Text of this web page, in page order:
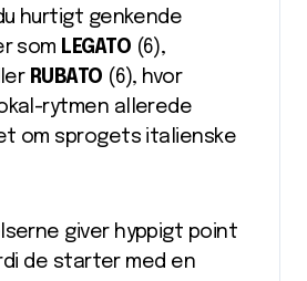
hurtigt genkende
som LEGATO (6),
RUBATO (6), hvor
rytmen allerede
om sprogets italienske
giver hyppigt point
de starter med en